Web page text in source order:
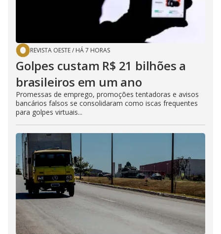
REVISTA OESTE/ HÁ 7 HORAS
Golpes custam R$ 21 bilhões a
brasileiros em um ano
Promessas de emprego, promoções tentadoras e avisos
bancários falsos se consolidaram como iscas frequentes
para golpes virtuais...